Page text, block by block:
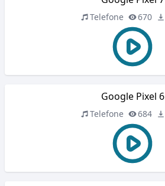
Telefone 670
Google Pixel 6
Telefone 684